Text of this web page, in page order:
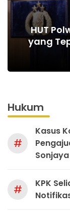
HUT
yang
MAKI
Sejak
Polda
Kejari
Hukum
#
Kasus
Sonjaya
#
KPK